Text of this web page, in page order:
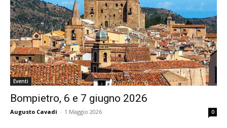
Eventi
Bompietro, 6 e 7 giugno 2026
Augusto Cavadi - 1 Maggio 2026 0